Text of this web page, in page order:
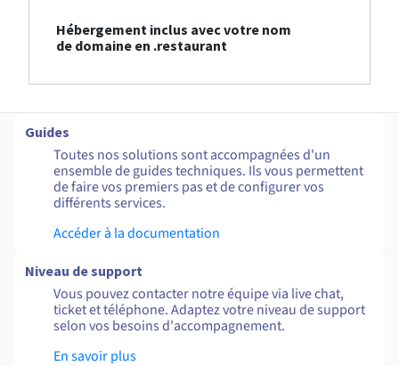
Hébergement inclus avec votre nom
de domaine en .restaurant
Guides
Toutes nos solutions sont accompagnées d'un
ensemble de guides techniques. Ils vous permettent
de faire vos premiers pas et de configurer vos
différents services.
Accéder à la documentation
Niveau de support
Vous pouvez contacter notre équipe via live chat,
ticket et téléphone. Adaptez votre niveau de support
selon vos besoins d'accompagnement.
En savoir plus